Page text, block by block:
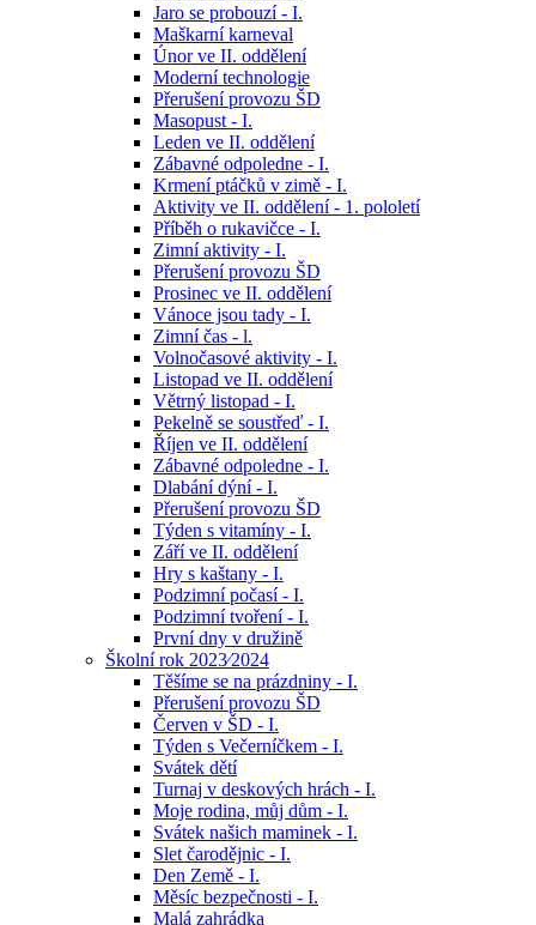
Jaro se probouzí - I.
Maškarní karneval
Únor ve II. oddělení
Moderní technologie
Přerušení provozu ŠD
Masopust - I.
Leden ve II. oddělení
Zábavné odpoledne - I.
Krmení ptáčků v zimě - I.
Aktivity ve II. oddělení - 1. pololetí
Příběh o rukavičce - I.
Zimní aktivity - I.
Přerušení provozu ŠD
Prosinec ve II. oddělení
Vánoce jsou tady - I.
Zimní čas - l.
Volnočasové aktivity - I.
Listopad ve II. oddělení
Větrný listopad - I.
Pekelně se soustřeď - I.
Říjen ve II. oddělení
Zábavné odpoledne - I.
Dlabání dýní - I.
Přerušení provozu ŠD
Týden s vitamíny - I.
Září ve II. oddělení
Hry s kaštany - I.
Podzimní počasí - I.
Podzimní tvoření - I.
První dny v družině
Školní rok 2023⁄2024
Těšíme se na prázdniny - I.
Přerušení provozu ŠD
Červen v ŠD - I.
Týden s Večerníčkem - I.
Svátek dětí
Turnaj v deskových hrách - I.
Moje rodina, můj dům - I.
Svátek našich maminek - I.
Slet čarodějnic - I.
Den Země - I.
Měsíc bezpečnosti - I.
Malá zahrádka